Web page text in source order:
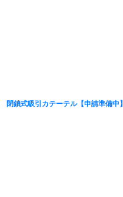
閉鎖式吸引カテーテル【申請準備中】